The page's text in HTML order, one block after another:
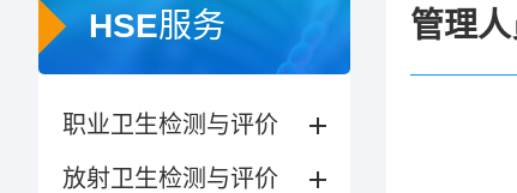
HSE服务
职业卫生检测与评价
放射卫生检测与评价
管理